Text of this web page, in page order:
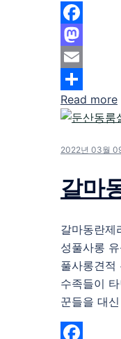
Facebook
Mastodon
Email
Share
Read more
2022년 03월
갈마
갈마동란제
성풀사롱
풀사롱견적
수족들이
꾼들을 대